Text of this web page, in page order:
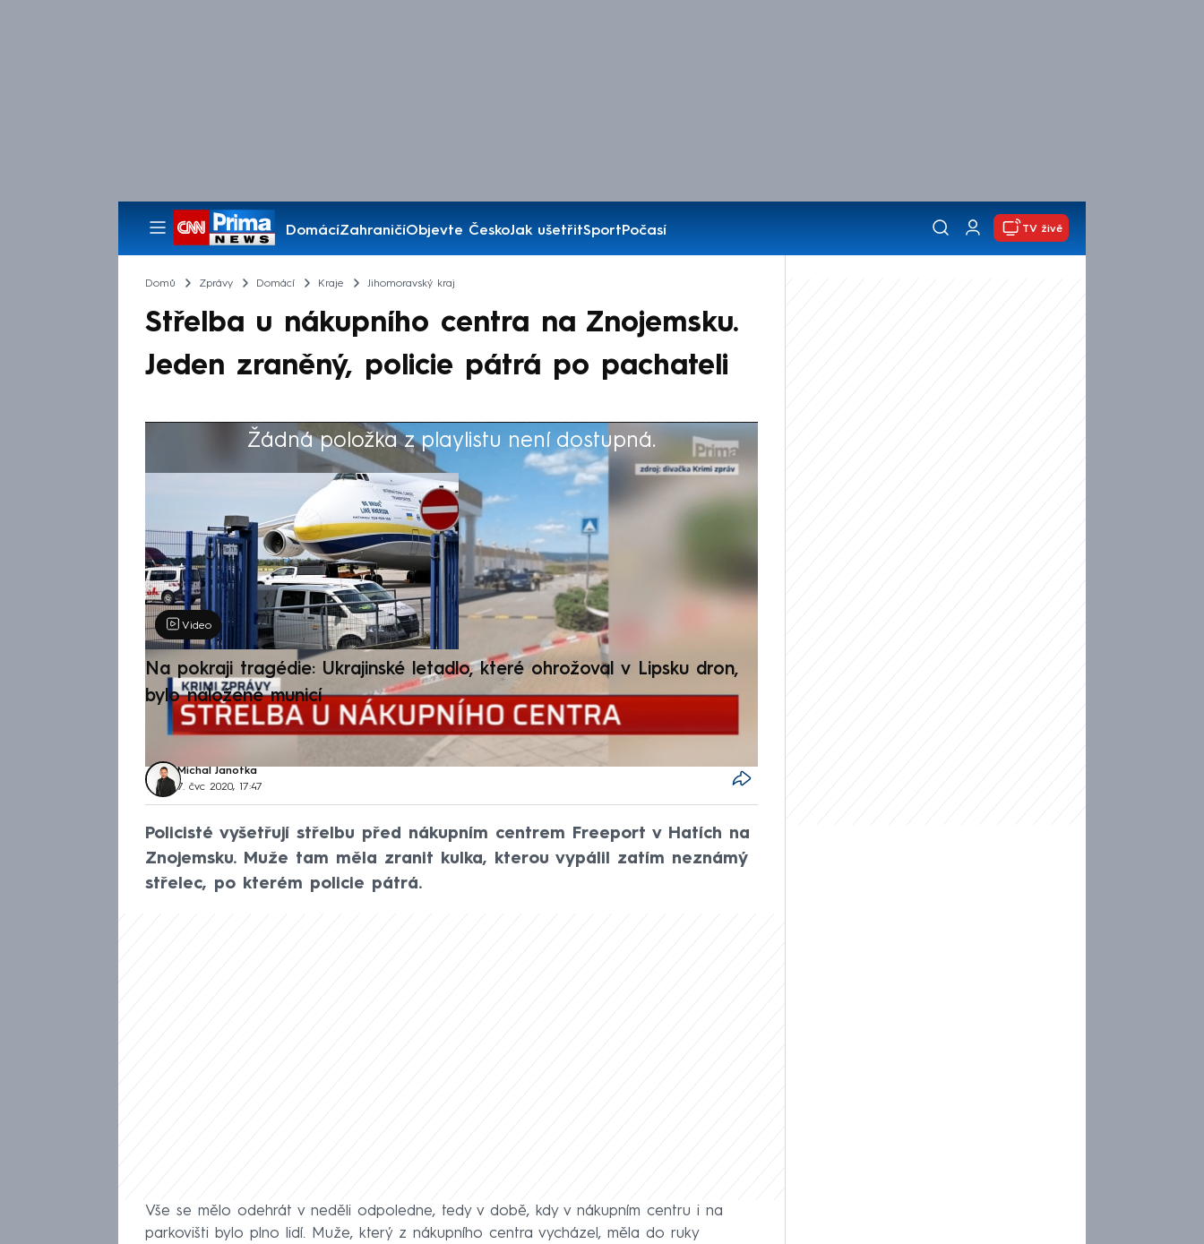
DomácíZahraničíObjevte ČeskoJak ušetřitSportPočasí
Pořady
TV živě
Domů Zprávy Domácí Kraje Jihomoravský kraj
Střelba u nákupního centra na Znojemsku.
Jeden zraněný, policie pátrá po pachateli
Žádná položka z playlistu není dostupná.
Výběr redakce
Video
Na pokraji tragédie: Ukrajinské letadlo, které ohrožoval v Lipsku dron,
bylo naložené municí
Michal Janotka
7. čvc 2020, 17:47
Policisté vyšetřují střelbu před nákupním centrem Freeport v Hatích na
Znojemsku. Muže tam měla zranit kulka, kterou vypálil zatím neznámý
střelec, po kterém policie pátrá.
Vše se mělo odehrát v neděli odpoledne, tedy v době, kdy v nákupním centru i na
parkovišti bylo plno lidí. Muže, který z nákupního centra vycházel, měla do ruky